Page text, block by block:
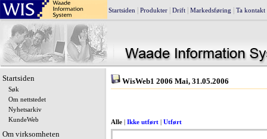
Startsiden Produkter Drift Markedsføring Ta kontakt
Startsiden
Søk
Om nettstedet
Nyhetsarkiv
KundeWeb
Om virksomheten
WisWeb1 2006 Mai, 31.05.2006
Alle Ikke utført Utført